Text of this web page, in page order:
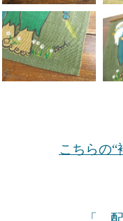
こちらの“